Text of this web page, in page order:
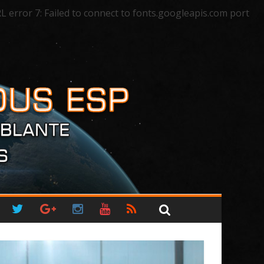
error 7: Failed to connect to fonts.googleapis.com port